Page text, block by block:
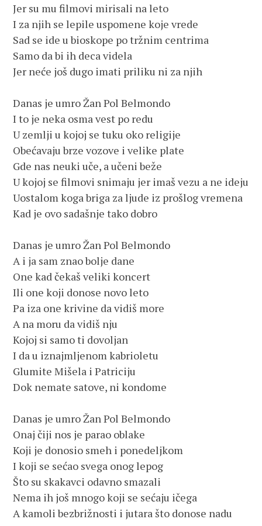
Jer su mu filmovi mirisali na leto
I za njih se lepile uspomene koje vrede
Sad se ide u bioskope po tržnim centrima
Samo da bi ih deca videla
Jer neće još dugo imati priliku ni za njih
Danas je umro Žan Pol Belmondo
I to je neka osma vest po redu
U zemlji u kojoj se tuku oko religije
Obećavaju brze vozove i velike plate
Gde nas neuki uče, a učeni beže
U kojoj se filmovi snimaju jer imaš vezu a ne ideju
Uostalom koga briga za ljude iz prošlog vremena
Kad je ovo sadašnje tako dobro
Danas je umro Žan Pol Belmondo
A i ja sam znao bolje dane
One kad čekaš veliki koncert
Ili one koji donose novo leto
Pa iza one krivine da vidiš more
A na moru da vidiš nju
Kojoj si samo ti dovoljan
I da u iznajmljenom kabrioletu
Glumite Mišela i Patriciju
Dok nemate satove, ni kondome
Danas je umro Žan Pol Belmondo
Onaj čiji nos je parao oblake
Koji je donosio smeh i ponedeljkom
I koji se sećao svega onog lepog
Što su skakavci odavno smazali
Nema ih još mnogo koji se sećaju ičega
A kamoli bezbrižnosti i jutara što donose nadu